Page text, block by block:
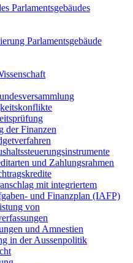
Parlamentsgebäudes
Parlamentsgebäude
der Finanzen
und Zahlungsrahmen
mit integriertem
und Finanzplan (IAFP)
von
und Amnestien
in der Aussenpolitik